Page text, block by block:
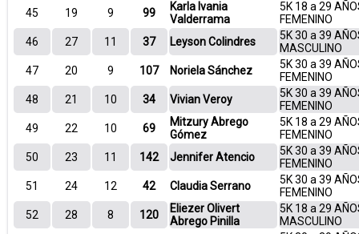
45
19 9 99
Karla Ivania
Valderrama
5K 18 a 29
FEMENINO
46
27 11 37 Leyson Colindres
5K 30 a 39
MASCULINO
47
20 9 107 Noriela Sánchez
5K 30 a 39
FEMENINO
48
21 10 34 Vivian Veroy
5K 30 a 39
FEMENINO
49
22 10 69
Mitzury Abrego
Gómez
5K 18 a 29
FEMENINO
50
23 11 142 Jennifer Atencio
5K 30 a 39
FEMENINO
51
24 12 42 Claudia Serrano
5K 30 a 39
FEMENINO
52
28 8 120
Eliezer Olivert
Abrego Pinilla
5K 18 a 29
MASCULINO